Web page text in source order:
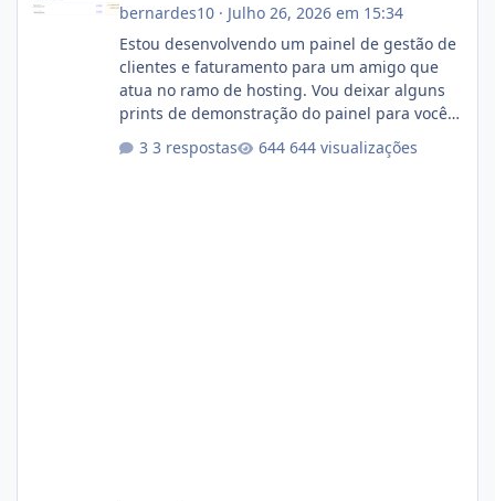
bernardes10· Julho 26, 2026 em 15:34
Estou desenvolvendo um painel de gestão de
clientes e faturamento para um amigo que
atua no ramo de hosting. Vou deixar alguns
prints de demonstração do painel para vocês
darem a opinião de vocês. O sistema já está
com cerca de 80% concluído e conta com
3 respostas 644 visualizações